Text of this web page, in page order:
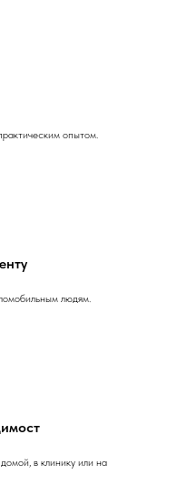
опытом.
людям.
в клинику или на